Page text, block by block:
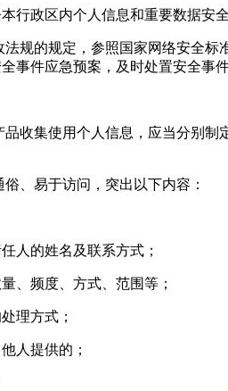
行政区内个人信息和重要数据安全
规的规定，参照国家网络安全
事件应急预案，及时处置安全事
收集使用个人信息，应当分别
、易于访问，突出以下内容：
人的姓名及联系方式；
、频度、方式、范围等；
理方式；
人提供的；